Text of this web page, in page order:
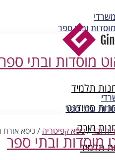
ובתי ספר
מוסדות ובתי ספר
תלמיד
סטודנט
מורה
תלמיד
ובתי ספר
מוסדות ובתי ספר
ובר/כיסא קפיטריה / כיסא אורח